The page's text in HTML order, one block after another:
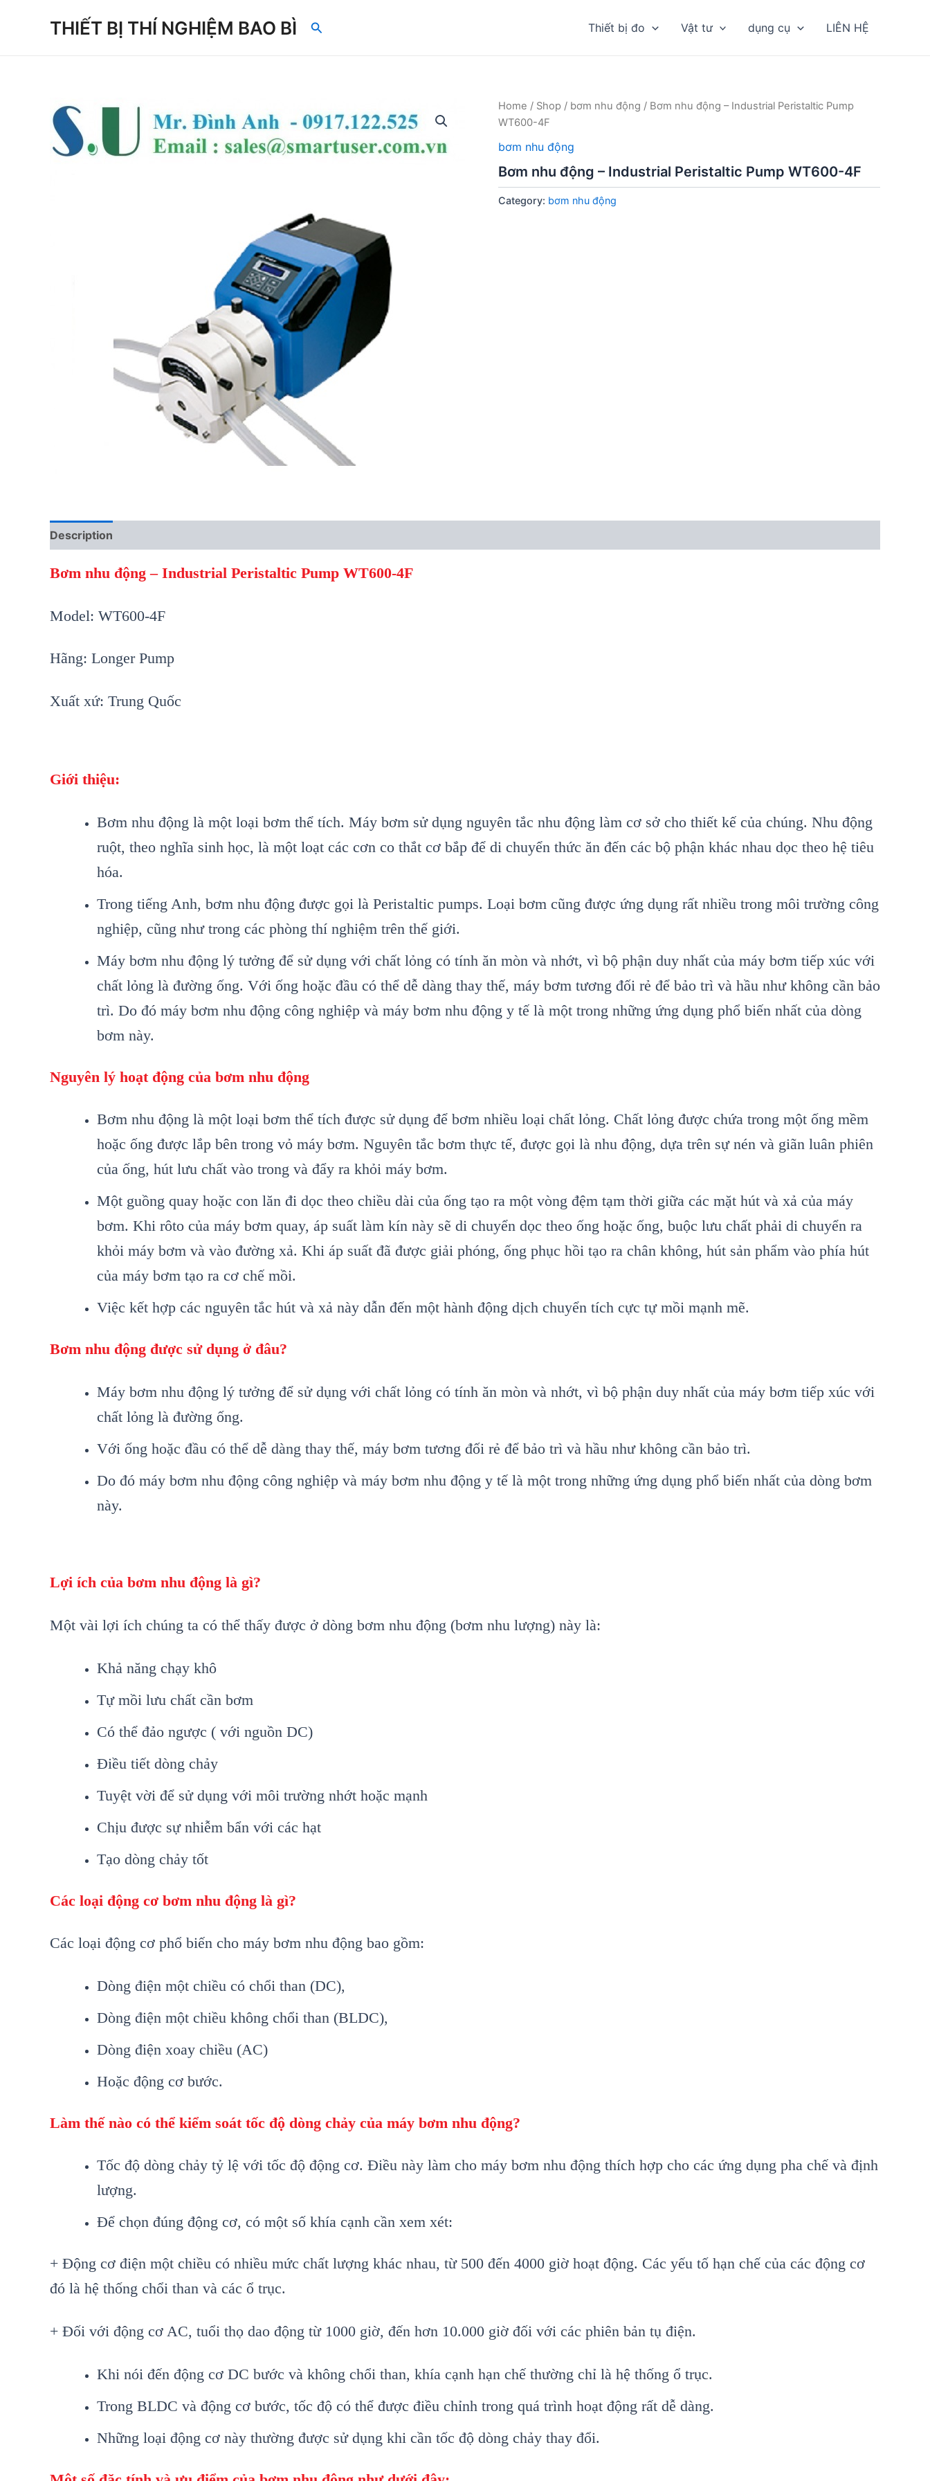
THIẾT BỊ THÍ NGHIỆM BAO BÌ Search Thiết bị đo Vật tư dụng cụ LIÊN HỆ
Home / Shop / bơm nhu động / Bơm nhu động – Industrial Peristaltic Pump
WT600-4F
bơm nhu động
Bơm nhu động – Industrial Peristaltic Pump WT600-4F
Category: bơm nhu động
Description
Bơm nhu động – Industrial Peristaltic Pump WT600-4F
Model: WT600-4F
Hãng: Longer Pump
Xuất xứ: Trung Quốc
Giới thiệu:
Bơm nhu động là một loại bơm thể tích. Máy bơm sử dụng nguyên tắc nhu động làm cơ sở cho thiết kế của chúng. Nhu động
ruột, theo nghĩa sinh học, là một loạt các cơn co thắt cơ bắp để di chuyển thức ăn đến các bộ phận khác nhau dọc theo hệ tiêu
hóa.
Trong tiếng Anh, bơm nhu động được gọi là Peristaltic pumps. Loại bơm cũng được ứng dụng rất nhiều trong môi trường công
nghiệp, cũng như trong các phòng thí nghiệm trên thế giới.
Máy bơm nhu động lý tưởng để sử dụng với chất lỏng có tính ăn mòn và nhớt, vì bộ phận duy nhất của máy bơm tiếp xúc với
chất lỏng là đường ống. Với ống hoặc đầu có thể dễ dàng thay thế, máy bơm tương đối rẻ để bảo trì và hầu như không cần bảo
trì. Do đó máy bơm nhu động công nghiệp và máy bơm nhu động y tế là một trong những ứng dụng phổ biến nhất của dòng
bơm này.
Nguyên lý hoạt động của bơm nhu động
Bơm nhu động là một loại bơm thể tích được sử dụng để bơm nhiều loại chất lỏng. Chất lỏng được chứa trong một ống mềm
hoặc ống được lắp bên trong vỏ máy bơm. Nguyên tắc bơm thực tế, được gọi là nhu động, dựa trên sự nén và giãn luân phiên
của ống, hút lưu chất vào trong và đẩy ra khỏi máy bơm.
Một guồng quay hoặc con lăn đi dọc theo chiều dài của ống tạo ra một vòng đệm tạm thời giữa các mặt hút và xả của máy
bơm. Khi rôto của máy bơm quay, áp suất làm kín này sẽ di chuyển dọc theo ống hoặc ống, buộc lưu chất phải di chuyển ra
khỏi máy bơm và vào đường xả. Khi áp suất đã được giải phóng, ống phục hồi tạo ra chân không, hút sản phẩm vào phía hút
của máy bơm tạo ra cơ chế mồi.
Việc kết hợp các nguyên tắc hút và xả này dẫn đến một hành động dịch chuyển tích cực tự mồi mạnh mẽ.
Bơm nhu động được sử dụng ở đâu?
Máy bơm nhu động lý tưởng để sử dụng với chất lỏng có tính ăn mòn và nhớt, vì bộ phận duy nhất của máy bơm tiếp xúc với
chất lỏng là đường ống.
Với ống hoặc đầu có thể dễ dàng thay thế, máy bơm tương đối rẻ để bảo trì và hầu như không cần bảo trì.
Do đó máy bơm nhu động công nghiệp và máy bơm nhu động y tế là một trong những ứng dụng phổ biến nhất của dòng bơm
này.
Lợi ích của bơm nhu động là gì?
Một vài lợi ích chúng ta có thể thấy được ở dòng bơm nhu động (bơm nhu lượng) này là:
Khả năng chạy khô
Tự mồi lưu chất cần bơm
Có thể đảo ngược ( với nguồn DC)
Điều tiết dòng chảy
Tuyệt vời để sử dụng với môi trường nhớt hoặc mạnh
Chịu được sự nhiễm bẩn với các hạt
Tạo dòng chảy tốt
Các loại động cơ bơm nhu động là gì?
Các loại động cơ phổ biến cho máy bơm nhu động bao gồm:
Dòng điện một chiều có chổi than (DC),
Dòng điện một chiều không chổi than (BLDC),
Dòng điện xoay chiều (AC)
Hoặc động cơ bước.
Làm thế nào có thể kiểm soát tốc độ dòng chảy của máy bơm nhu động?
Tốc độ dòng chảy tỷ lệ với tốc độ động cơ. Điều này làm cho máy bơm nhu động thích hợp cho các ứng dụng pha chế và định
lượng.
Để chọn đúng động cơ, có một số khía cạnh cần xem xét:
+ Động cơ điện một chiều có nhiều mức chất lượng khác nhau, từ 500 đến 4000 giờ hoạt động. Các yếu tố hạn chế của các động cơ
đó là hệ thống chổi than và các ổ trục.
+ Đối với động cơ AC, tuổi thọ dao động từ 1000 giờ, đến hơn 10.000 giờ đối với các phiên bản tụ điện.
Khi nói đến động cơ DC bước và không chổi than, khía cạnh hạn chế thường chỉ là hệ thống ổ trục.
Trong BLDC và động cơ bước, tốc độ có thể được điều chỉnh trong quá trình hoạt động rất dễ dàng.
Những loại động cơ này thường được sử dụng khi cần tốc độ dòng chảy thay đổi.